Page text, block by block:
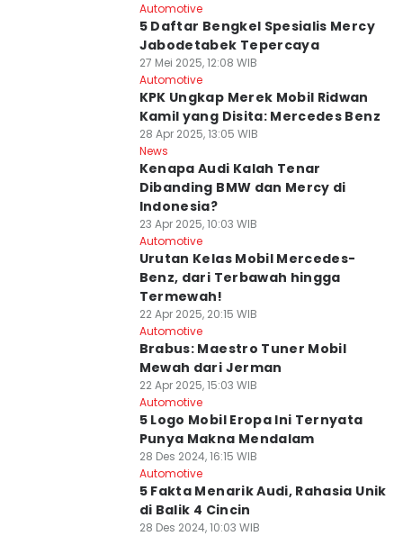
Automotive
5 Daftar Bengkel Spesialis Mercy
Jabodetabek Tepercaya
27 Mei 2025, 12:08 WIB
Automotive
KPK Ungkap Merek Mobil Ridwan
Kamil yang Disita: Mercedes Benz
28 Apr 2025, 13:05 WIB
News
Kenapa Audi Kalah Tenar
Dibanding BMW dan Mercy di
Indonesia?
23 Apr 2025, 10:03 WIB
Automotive
Urutan Kelas Mobil Mercedes-
Benz, dari Terbawah hingga
Termewah!
22 Apr 2025, 20:15 WIB
Automotive
Brabus: Maestro Tuner Mobil
Mewah dari Jerman
22 Apr 2025, 15:03 WIB
Automotive
5 Logo Mobil Eropa Ini Ternyata
Punya Makna Mendalam
28 Des 2024, 16:15 WIB
Automotive
5 Fakta Menarik Audi, Rahasia Unik
di Balik 4 Cincin
28 Des 2024, 10:03 WIB